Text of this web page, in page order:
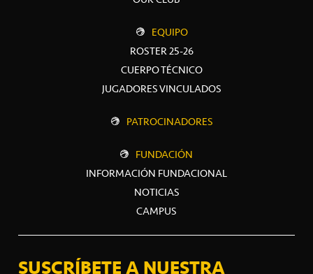
EQUIPO
ROSTER 25-26
CUERPO TÉCNICO
JUGADORES VINCULADOS
PATROCINADORES
FUNDACIÓN
INFORMACIÓN FUNDACIONAL
NOTICIAS
CAMPUS
SUSCRÍBETE A NUESTRA